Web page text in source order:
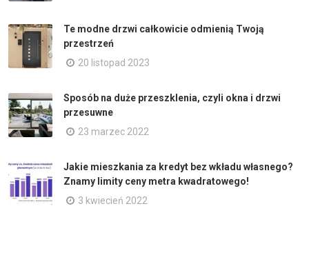
Te modne drzwi całkowicie odmienią Twoją
przestrzeń
20 listopad 2023
Sposób na duże przeszklenia, czyli okna i drzwi
przesuwne
23 marzec 2022
Jakie mieszkania za kredyt bez wkładu własnego?
Znamy limity ceny metra kwadratowego!
3 kwiecień 2022